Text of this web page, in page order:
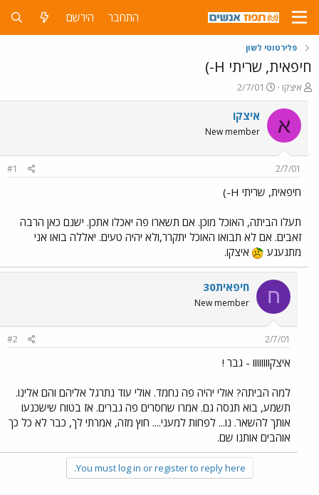
התחבר הירשם
פלירטוטי לשון
חיפאית, שריתי H-)
פ
ו
ת
ח
ה
ש
א
איצקו
פ
ו
ר
2/7/01
א איצקו
New member
2/7/01
#1
חיפאית, שריתי H-)
תעלו הביתה, האוכל מוכן. אם תשארו פה יאכלו אתכן. ישנם כאן הרבה
זאבים. אם לא תבואו האוכל יתקרר,ולא יהיה טעים. יאללה בואו אני
מתגעגע
איצקו.
ח חיפאית30
New member
2/7/01
#2
איצקוווווווו - גבר !
למה הביתה? אולי יהיה פה נחמד. אולי עוד נתרגל אליהם והם אלינו.
תשמע, בוא תנסה גם. אמרו שחסרים פה גברים. אז בטוח שישכנעו
אותך להשאר. נו... לפחות למעני.... חוץ מזה, אמרתי לך, כבר לא כל כך
אוהבים אותנו שם.
You must log in or register to reply here.